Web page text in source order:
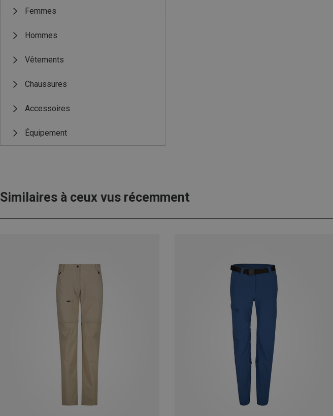
Femmes
Hommes
Vêtements
Chaussures
Accessoires
Équipement
Similaires à ceux vus récemment